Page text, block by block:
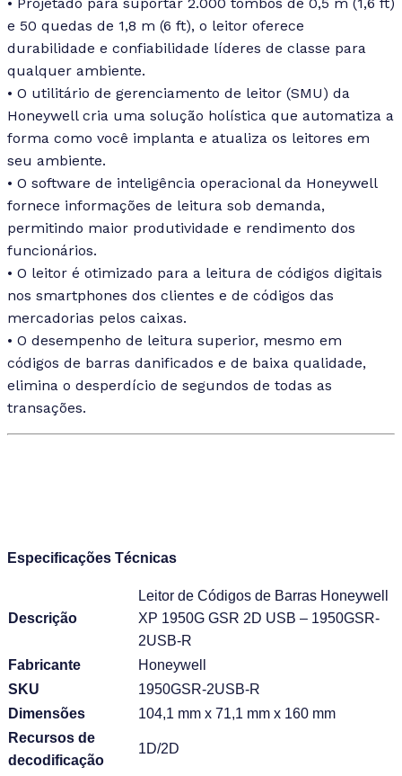
e 50 quedas de 1,8 m (6 ft), o leitor oferece
durabilidade e confiabilidade líderes de classe para
qualquer ambiente.
• O utilitário de gerenciamento de leitor (SMU) da
Honeywell cria uma solução holística que automatiza a
forma como você implanta e atualiza os leitores em
seu ambiente.
• O software de inteligência operacional da Honeywell
fornece informações de leitura sob demanda,
permitindo maior produtividade e rendimento dos
funcionários.
• O leitor é otimizado para a leitura de códigos digitais
nos smartphones dos clientes e de códigos das
mercadorias pelos caixas.
• O desempenho de leitura superior, mesmo em
códigos de barras danificados e de baixa qualidade,
elimina o desperdício de segundos de todas as
transações.
Especificações Técnicas
Descrição
Leitor de Códigos de Barras Honeywell
XP 1950G GSR 2D USB – 1950GSR-
2USB-R
Fabricante
Honeywell
SKU
1950GSR-2USB-R
Dimensões
104,1 mm x 71,1 mm x 160 mm
Recursos de
decodificação
1D/2D